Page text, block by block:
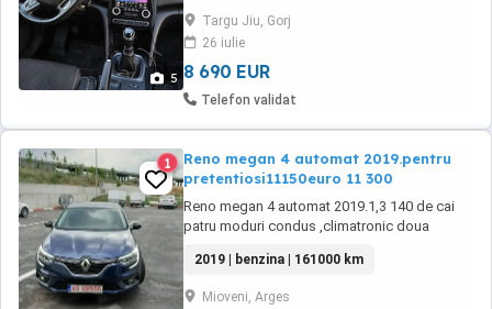
5
confort, fiind potrivit pentru deplasări urbane
și extraurbane. Culoare: visina putreda uși și 5
locuriClimatizare automată pe două ...
Targu Jiu, Gorj
26 iulie
8 690 EUR
Telefon validat
1
Reno megan 4 automat 2019.pentru
pretentiosi11150euro 11 300
Reno megan 4 automat 2019.1,3 140 de cai
patru moduri condus ,climatronic doua
alte opțiunii.discuri și placute
noi..cauciucuri...154000km trecuți pe factura
9900 euro .masina este perfecta...schimburi
2019 | benzina | 161000 km
Mioveni, Arges